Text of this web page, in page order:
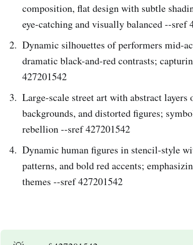
composition, flat design with subtle
eye-catching and visually balanced --sref
Dynamic silhouettes of performers mid-
dramatic black-and-red contrasts;
427201542
Large-scale street art with abstract
backgrounds, and distorted figures;
rebellion --sref 427201542
Dynamic human figures in stencil-style
patterns, and bold red accents;
themes --sref 427201542